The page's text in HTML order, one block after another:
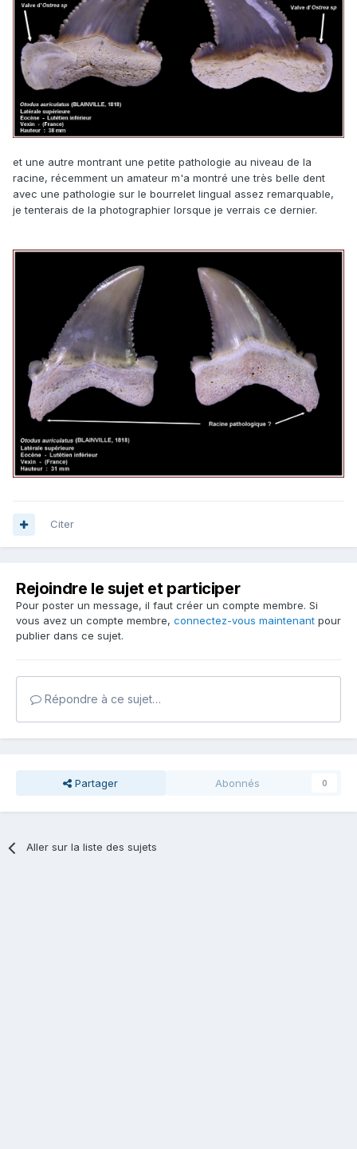
et une autre montrant une petite pathologie au niveau de la
racine, récemment un amateur m'a montré une très belle dent
avec une pathologie sur le bourrelet lingual assez remarquable,
je tenterais de la photographier lorsque je verrais ce dernier.
Citer
Rejoindre le sujet et participer
Pour poster un message, il faut créer un compte membre. Si
vous avez un compte membre, connectez-vous maintenant pour
publier dans ce sujet.
Répondre à ce sujet…
Partager Abonnés 0
Aller sur la liste des sujets